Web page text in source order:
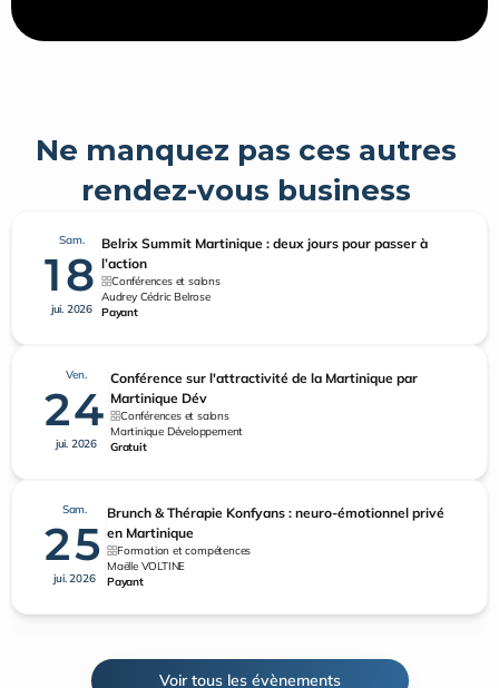
Ne manquez pas ces autres
rendez-vous business
Voir tous les évènements
Sam.
18
jui. 2026
Belrix Summit Martinique : deux jours pour passer à
l’action
Conférences et salons
Audrey Cédric Belrose
Payant
Ven.
24
jui. 2026
Conférence sur l'attractivité de la Martinique par
Martinique Dév
Conférences et salons
Martinique Développement
Gratuit
Sam.
25
jui. 2026
Brunch & Thérapie Konfyans : neuro-émotionnel privé
en Martinique
Formation et compétences
Maëlle VOLTINE
Payant